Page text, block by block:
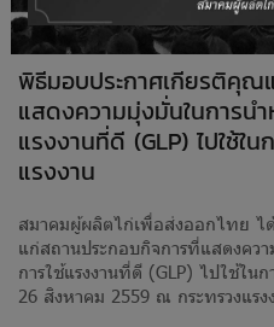
พิธีมอบประกาศเกียรติคุณ
แสดงความมุ่งมั่นในการน
แรงงานที่ดี (GLP) ไปใช้ใ
แรงงาน
สมาคมผู้ผลิตไก่เพื่อส่งออกไทย ไ
แก่สถานประกอบกิจการที่แสดงคว
การใช้แรงงานที่ดี (GLP) ไปใช้ใน
26 สิงหาคม 2559 ณ กระทรวงแรง